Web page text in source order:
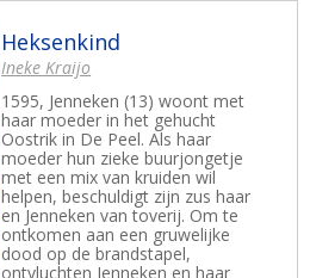
Heksenkind
Ineke Kraijo
1595, Jenneken (13) woont met
haar moeder in het gehucht
Oostrik in De Peel. Als haar
moeder hun zieke buurjongetje
met een mix van kruiden wil
helpen, beschuldigt zijn zus haar
en Jenneken van toverij. Om te
ontkomen aan een gruwelijke
dood op de brandstapel,
ontvluchten Jenneken en haar